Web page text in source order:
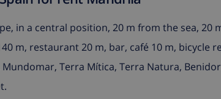
in a central position, 20 m from the sea, 20
m, restaurant 20 m, bar, café 10 m, bicycle
Terra Mítica, Terra Natura,